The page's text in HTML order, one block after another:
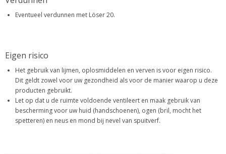
Eventueel verdunnen met Löser 20.
Eigen risico
Het gebruik van lijmen, oplosmiddelen en verven is voor eigen risico.
Dit geldt zowel voor uw gezondheid als voor de manier waarop u deze
producten gebruikt.
Let op dat u de ruimte voldoende ventileert en maak gebruik van
bescherming voor uw huid (handschoenen), ogen (bril, mocht het
spetteren) en neus en mond bij nevel van spuitverf.